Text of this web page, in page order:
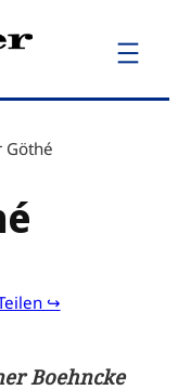
Göthé
↪
Boehncke